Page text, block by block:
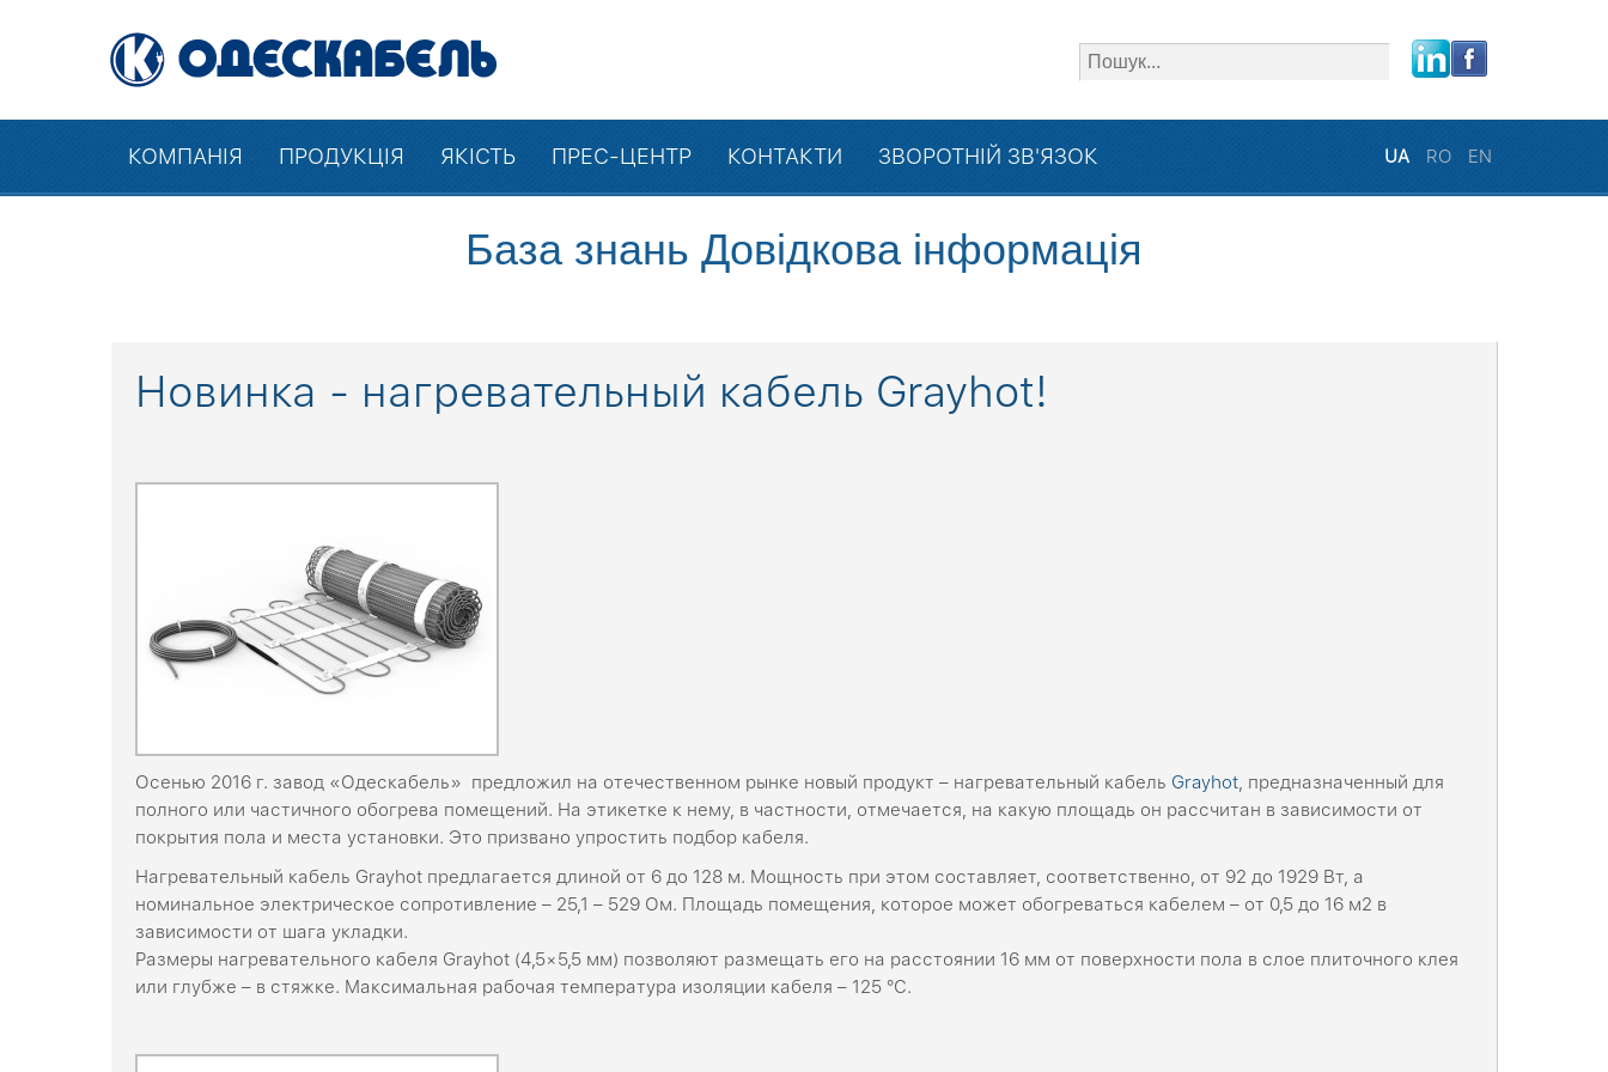
КОМПАНІЯ ПРОДУКЦІЯ ЯКІСТЬ ПРЕС-ЦЕНТР КОНТАКТИ ЗВОРОТНІЙ ЗВ'ЯЗОК UA RO EN
База знань Довідкова інформація
Новинка - нагревательный кабель Grayhot!
Осенью 2016 г. завод «Одескабель» предложил на отечественном рынке новый продукт – нагревательный кабель Grayhot , предназначенный для
полного или частичного обогрева помещений. На этикетке к нему, в частности, отмечается, на какую площадь он рассчитан в зависимости от
покрытия пола и места установки. Это призвано упростить подбор кабеля.
Нагревательный кабель Grayhot предлагается длиной от 6 до 128 м. Мощность при этом составляет, соответственно, от 92 до 1929 Вт, а
номинальное электрическое сопротивление – 25,1 – 529 Ом. Площадь помещения, которое может обогреваться кабелем – от 0,5 до 16 м2 в
зависимости от шага укладки.
Размеры нагревательного кабеля Grayhot (4,5×5,5 мм) позволяют размещать его на расстоянии 16 мм от поверхности пола в слое плиточного клея
или глубже – в стяжке. Максимальная рабочая температура изоляции кабеля – 125 °С.
close